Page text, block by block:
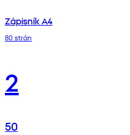
Zápisník A4
80 strán
2
50